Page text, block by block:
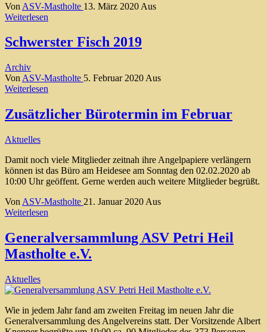
Von ASV-Mastholte 13. März 2020 Aus
Weiterlesen
Schwerster Fisch 2019
Archiv
Von ASV-Mastholte 5. Februar 2020 Aus
Weiterlesen
Zusätzlicher Bürotermin im Februar
Aktuelles
Damit noch viele Mitglieder zeitnah ihre Angelpapiere verlängern
können ist das Büro am Heidesee am Sonntag den 02.02.2020 ab
10:00 Uhr geöffent. Gerne werden auch weitere Mitglieder begrüßt.
Von ASV-Mastholte 21. Januar 2020 Aus
Weiterlesen
Generalversammlung ASV Petri Heil
Mastholte e.V.
Aktuelles
Wie in jedem Jahr fand am zweiten Freitag im neuen Jahr die
Generalversammlung des Angelvereins statt. Der Vorsitzende Albert